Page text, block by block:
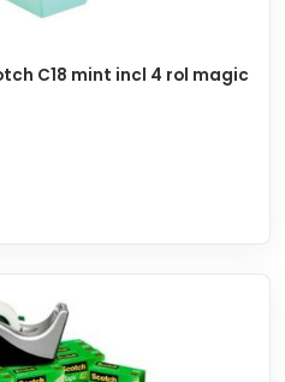
C18 mint incl 4 rol magic